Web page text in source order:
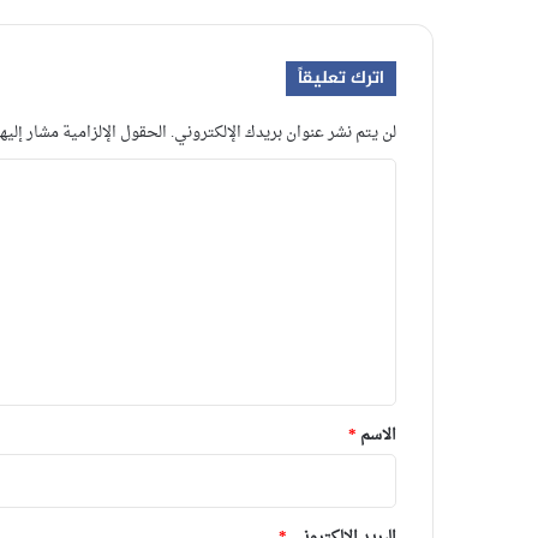
اترك تعليقاً
لن يتم نشر عنوان بريدك الإلكتروني.الحقول الإلزامية مشار
*
الاسم *